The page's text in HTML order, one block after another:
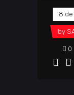
8 de
by
0